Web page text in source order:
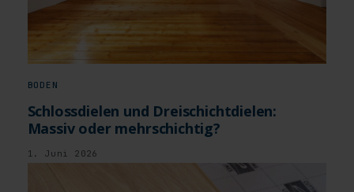
BODEN
Schlossdielen und Dreischichtdielen:
Massiv oder mehrschichtig?
1. Juni 2026